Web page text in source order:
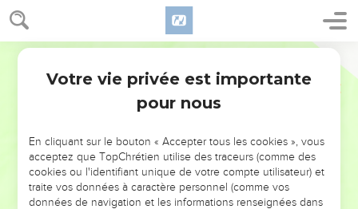
NE MANQUEZ PAS L’ÉVÉNEMENT
DE L’ANNÉE !
ET SI LEURS ERREURS POUVAIENT VOUS ÉVITER LES
VOTRES ?
Votre vie privée est importante
pour nous
En cliquant sur le bouton « Accepter tous les cookies », vous
acceptez que TopChrétien utilise des traceurs (comme des
cookies ou l'identifiant unique de votre compte utilisateur) et
traite vos données à caractère personnel (comme vos
données de navigation et les informations renseignées dans